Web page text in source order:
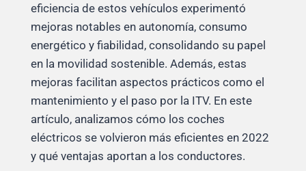
eficiencia de estos vehículos experimentó
mejoras notables en autonomía, consumo
energético y fiabilidad, consolidando su papel
en la movilidad sostenible. Además, estas
mejoras facilitan aspectos prácticos como el
mantenimiento y el paso por la ITV. En este
artículo, analizamos cómo los coches
eléctricos se volvieron más eficientes en 2022
y qué ventajas aportan a los conductores.